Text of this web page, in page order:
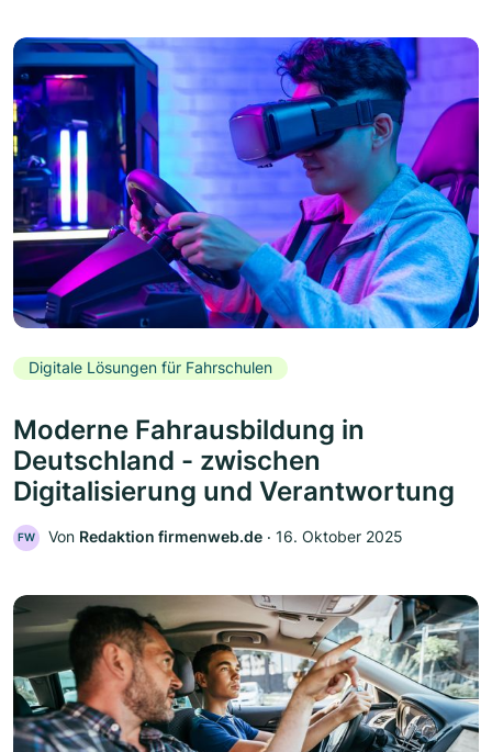
Digitale Lösungen für Fahrschulen
Moderne Fahrausbildung in
Deutschland - zwischen
Digitalisierung und Verantwortung
FW Von Redaktion firmenweb.de ‧ 16. Oktober 2025